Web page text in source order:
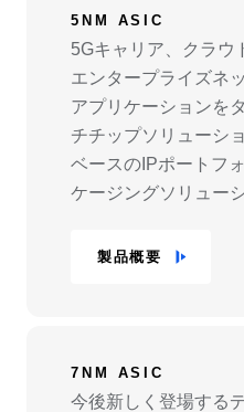
5NM ASIC
5Gキャリア、クラウ
エンタープライズネ
アプリケーションを
チチップソリューシ
ベースのIPポートフ
ケージングソリュー
製品概要
7NM ASIC
今後新しく登場する